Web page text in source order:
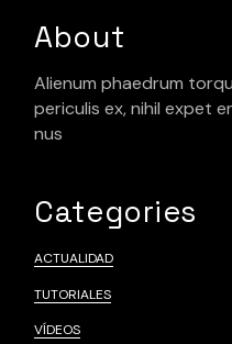
About
Alienum phaedrum
periculis ex, nihil expet
nus
Categories
ACTUALIDAD
TUTORIALES
VÍDEOS